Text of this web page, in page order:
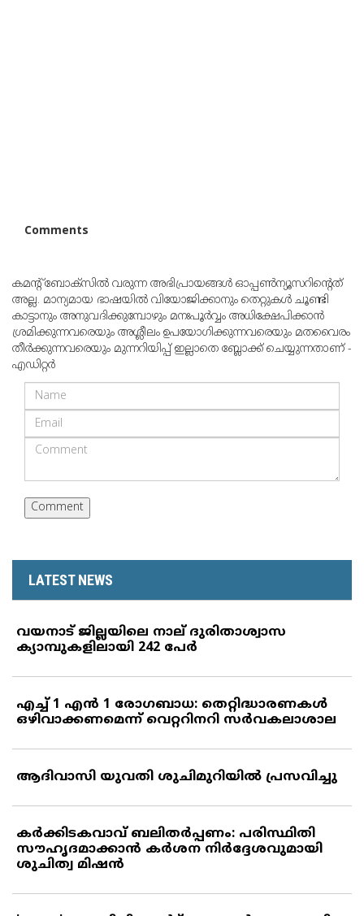
Comments
കമന്റ് ബോക്‌സില്‍ വരുന്ന അഭിപ്രായങ്ങള്‍ ഓപ്പൺന്യൂസറിന്റെത്
അല്ല. മാന്യമായ ഭാഷയില്‍ വിയോജിക്കാനും തെറ്റുകള്‍ ചൂണ്ടി
കാട്ടാനും അനുവദിക്കുമ്പോഴും മനഃപൂര്‍വ്വം അധിക്ഷേപിക്കാന്‍
ശ്രമിക്കുന്നവരെയും അശ്ലീലം ഉപയോഗിക്കുന്നവരെയും മതവൈരം
തീര്‍ക്കുന്നവരെയും മുന്നറിയിപ്പ് ഇല്ലാതെ ബ്ലോക്ക് ചെയ്യുന്നതാണ് -
എഡിറ്റര്‍
LATEST NEWS
വയനാട് ജില്ലയിലെ നാല് ദുരിതാശ്വാസ
ക്യാമ്പുകളിലായി 242 പേര്‍
എച്ച് 1 എന്‍ 1 രോഗബാധ: തെറ്റിദ്ധാരണകള്‍
ഒഴിവാക്കണമെന്ന് വെറ്ററിനറി സര്‍വകലാശാല
ആദിവാസി യുവതി ശുചിമുറിയില്‍ പ്രസവിച്ചു
കര്‍ക്കിടകവാവ് ബലിതര്‍പ്പണം: പരിസ്ഥിതി
സൗഹൃദമാക്കാന്‍ കര്‍ശന നിര്‍ദ്ദേശവുമായി
ശുചിത്വ മിഷന്‍